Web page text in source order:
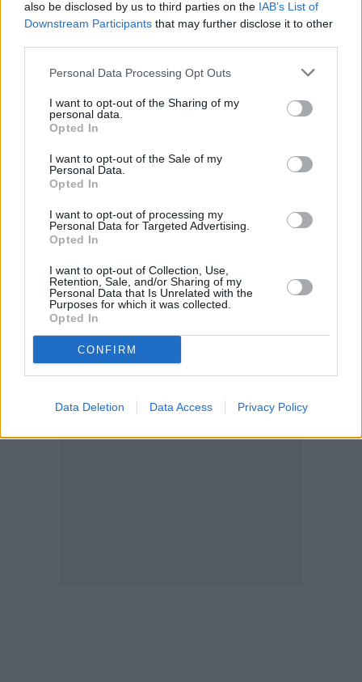
also be disclosed by us to third parties on the IAB’s List of
Downstream Participants that may further disclose it to other
Personal Data Processing Opt Outs
I want to opt-out of the Sharing of my
personal data.
Opted In
I want to opt-out of the Sale of my
Personal Data.
Opted In
I want to opt-out of processing my
Personal Data for Targeted Advertising.
Opted In
I want to opt-out of Collection, Use,
Retention, Sale, and/or Sharing of my
Personal Data that Is Unrelated with the
Purposes for which it was collected.
Opted In
CONFIRM
Data Deletion Data Access Privacy Policy
ήταν το αίτημα των βουλευτών, καθώς και των
περιφερειακών και τοπικών αρχών των περιοχών